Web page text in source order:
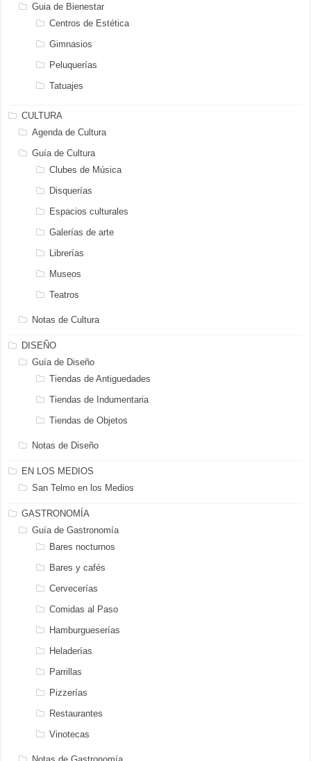
Guia de Bienestar
Centros de Estética
Gimnasios
Peluquerías
Tatuajes
CULTURA
Agenda de Cultura
Guía de Cultura
Clubes de Música
Disquerías
Espacios culturales
Galerías de arte
Librerías
Museos
Teatros
Notas de Cultura
DISEÑO
Guía de Diseño
Tiendas de Antiguedades
Tiendas de Indumentaria
Tiendas de Objetos
Notas de Diseño
EN LOS MEDIOS
San Telmo en los Medios
GASTRONOMÍA
Guía de Gastronomía
Bares nocturnos
Bares y cafés
Cervecerías
Comidas al Paso
Hamburgueserías
Heladerías
Parrillas
Pizzerías
Restaurantes
Vinotecas